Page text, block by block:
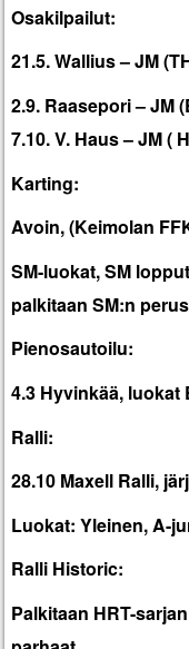
Osakilpailut:
21.5. Wallius – JM
2.9. Raasepori – JM
7.10. V. Haus – JM (
Karting:
Avoin, (Keimolan
SM-luokat, SM
palkitaan SM:n
Pienosautoilu:
4.3 Hyvinkää, luokat
Ralli:
28.10 Maxell Ralli,
Luokat: Yleinen, A-
Ralli Historic:
Palkitaan HRT-